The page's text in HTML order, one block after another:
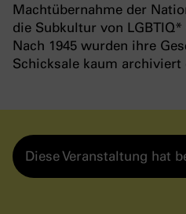
Machtübernahme der
die Subkultur von
Nach 1945 wurden ihre
Schicksale kaum archiviert
Diese Veranstaltung hat